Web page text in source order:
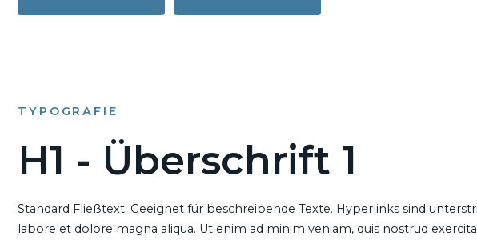
TYPOGRAFIE
H1 - Überschrift 1
Standard Fließtext: Geeignet für beschreibende Texte. Hyperlinks sind
labore et dolore magna aliqua. Ut enim ad minim veniam, quis nostrud